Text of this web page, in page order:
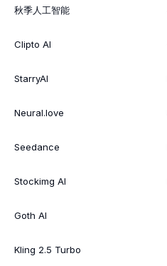
秋季人工智能
Clipto AI
StarryAI
Neural.love
Seedance
Stockimg AI
Goth AI
Kling 2.5 Turbo